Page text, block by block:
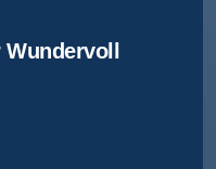
Wundervoll